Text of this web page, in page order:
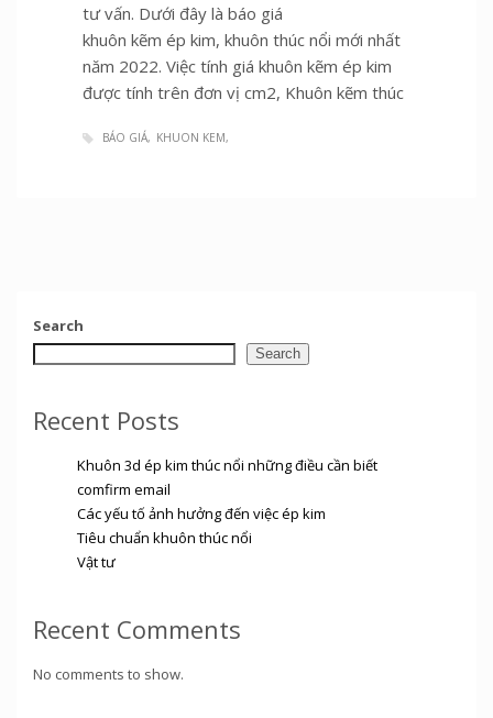
tư vấn. Dưới đây là báo giá
khuôn kẽm ép kim, khuôn thúc nổi mới nhất
năm 2022. Việc tính giá khuôn kẽm ép kim
được tính trên đơn vị cm2, Khuôn kẽm thúc
BÁO GIÁ KHUON KEM
Search
Search
Recent Posts
Khuôn 3d ép kim thúc nổi những điều cần biết
comfirm email
Các yếu tố ảnh hưởng đến việc ép kim
Tiêu chuẩn khuôn thúc nổi
Vật tư
Recent Comments
No comments to show.